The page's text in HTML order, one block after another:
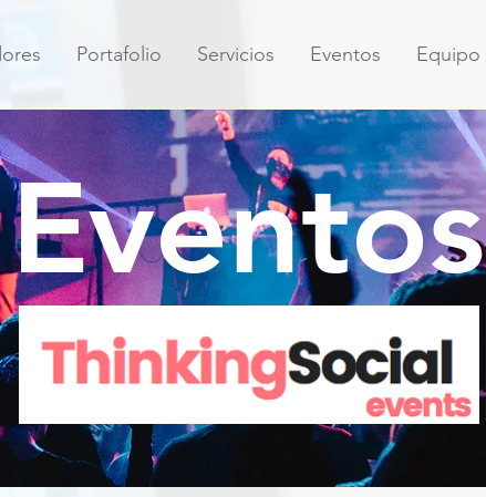
Portafolio Servicios Eventos Equipo
Eventos